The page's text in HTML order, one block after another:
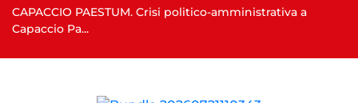
CAPACCIO PAESTUM. Crisi politico-amministrativa a
Capaccio Pa...